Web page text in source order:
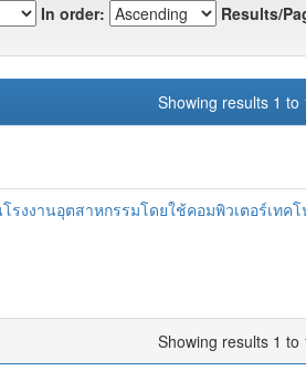
In order: Results/
Showing results 1 to
รงงานอุตสาหกรรมโดยใช้คอมพิวเตอร์เทค
Showing results 1 to